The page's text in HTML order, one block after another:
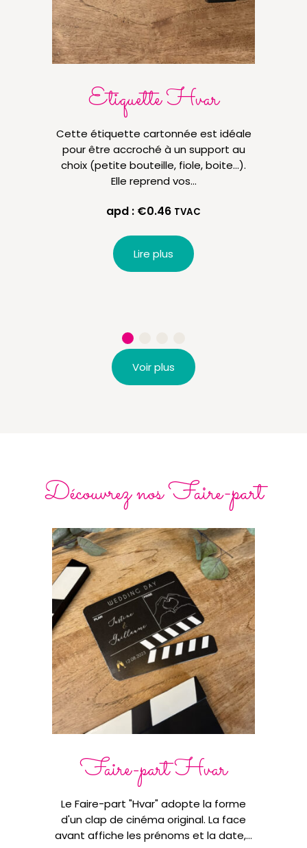
Etiquette Hvar
Cette étiquette cartonnée est idéale
pour être accroché à un support au
choix (petite bouteille, fiole, boite…).
Elle reprend vos…
apd : €0.46 TVAC
Lire plus
Voir plus
Découvrez nos Faire-part
Faire-part Hvar
Le Faire-part "Hvar" adopte la forme
d'un clap de cinéma original. La face
avant affiche les prénoms et la date,…